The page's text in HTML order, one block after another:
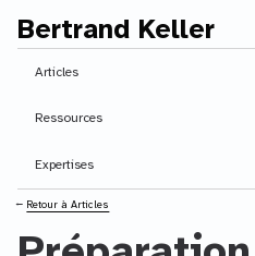
Contenu principal
Bertrand Keller
Articles
Ressources
Expertises
⭠ Retour à Articles